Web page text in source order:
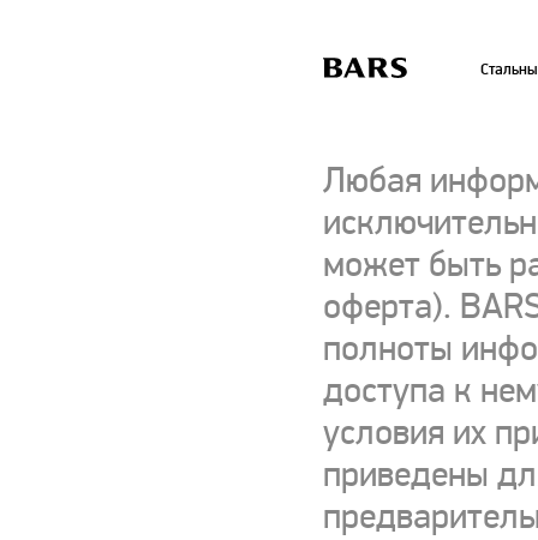
Любая
может быть
оферта).
полноты
доступа к
условия их
приведены